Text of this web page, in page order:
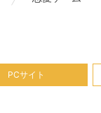
PCサイト